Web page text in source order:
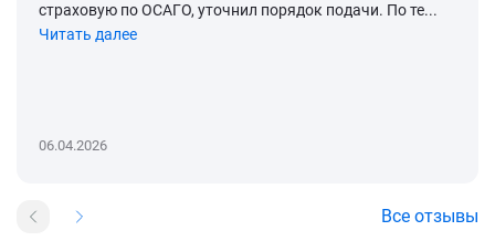
страховую по ОСАГО, уточнил порядок подачи. По те...
Читать далее
06.04.2026
Все отзывы